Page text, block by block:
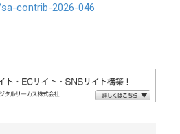
contrib-2026-046